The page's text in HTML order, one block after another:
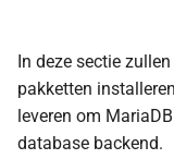
n
i
MariaDB-
De MariaDB-
toevoegen
In deze sectie
pakketten
leveren om
database backend.